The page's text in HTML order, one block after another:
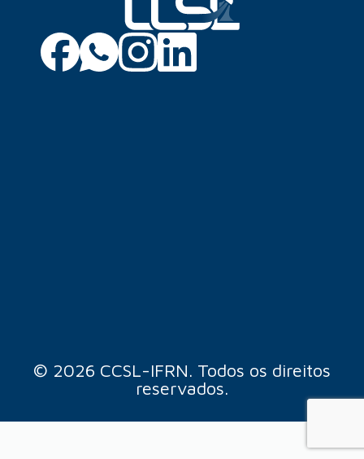
© 2026 CCSL-IFRN. Todos os direitos
reservados.